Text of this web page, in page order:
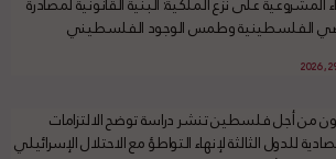
الفلسطينية وطمس الوجود الفلسطيني
من أجل فلسطين تنشر دراسة توضح الالتزامات
للدول الثالثة لإنهاء التواطؤ مع الاحتلال الإسرائيلي